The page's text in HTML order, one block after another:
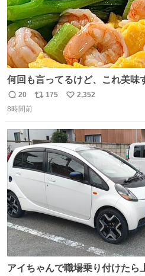
何回も言ってるけど、これ美味
で満足感エグいから一生食べて
返
信
20
リ
ト
数
175
い
数
2,352
8時間前
アイちゃんで職場乗り付けたら